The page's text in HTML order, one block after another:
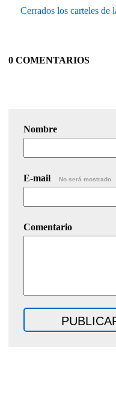
Cerrados los carteles de
0 COMENTARIOS
Nombre
E-mail No será mostrado.
Comentario